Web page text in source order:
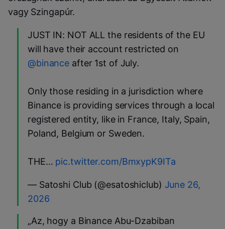
vagy Szingapúr.
JUST IN: NOT ALL the residents of the EU
will have their account restricted on
@binance after 1st of July.
Only those residing in a jurisdiction where
Binance is providing services through a local
registered entity, like in France, Italy, Spain,
Poland, Belgium or Sweden.
THE… pic.twitter.com/BmxypK9ITa
— Satoshi Club (@esatoshiclub) June 26,
2026
„Az, hogy a Binance Abu-Dzabiban